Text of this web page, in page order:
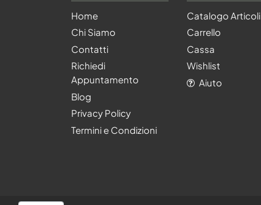
Home
Chi Siamo
Contatti
Richiedi
Appuntamento
Blog
Privacy Policy
Termini e Condizioni
Catalogo Articoli
Carrello
Cassa
Wishlist
Aiuto